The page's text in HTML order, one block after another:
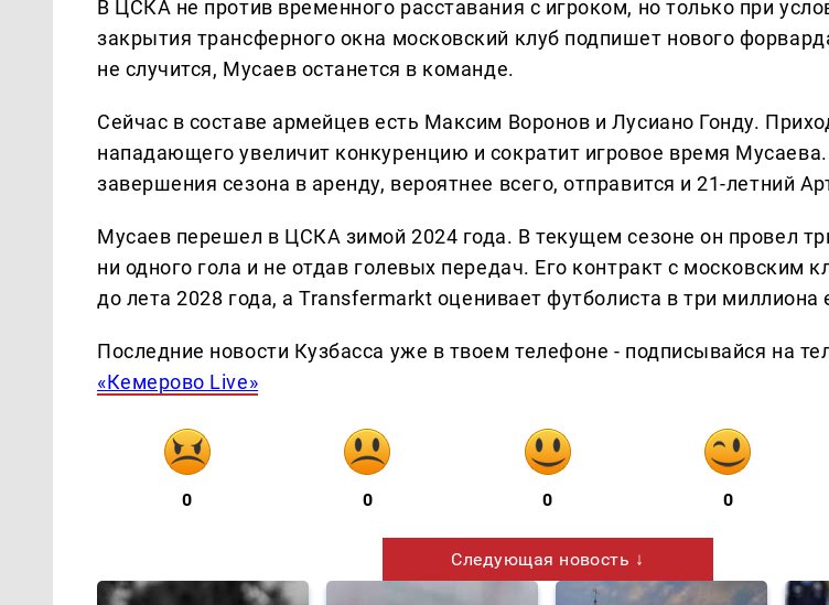
В ЦСКА не против временного расставания с игроком, но только при
закрытия трансферного окна московский клуб подпишет нового
не случится, Мусаев останется в команде.
Сейчас в составе армейцев есть Максим Воронов и Лусиано Гонду.
нападающего увеличит конкуренцию и сократит игровое время
завершения сезона в аренду, вероятнее всего, отправится и 21-летний
Мусаев перешел в ЦСКА зимой 2024 года. В текущем сезоне он провел
ни одного гола и не отдав голевых передач. Его контракт с московским
до лета 2028 года, а Transfermarkt оценивает футболиста в три миллиона
Последние новости Кузбасса уже в твоем телефоне - подписывайся на
«Кемерово Live»
0 0 0 0
Следующая новость ↓